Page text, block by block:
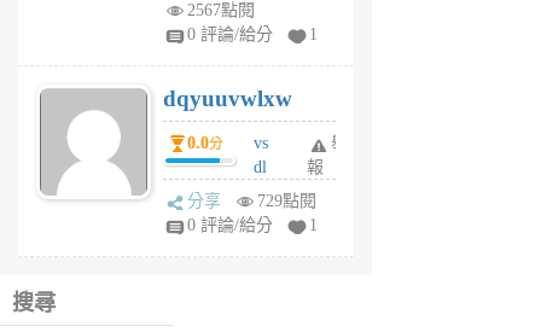
tu
6
個
月
前
2567點閱
0 評論/給分
1
dqyuuvwlxw
0.0分
vs
dl
sq
fy
舉
報
分享
729點閱
0 評論/給分
1
搜尋